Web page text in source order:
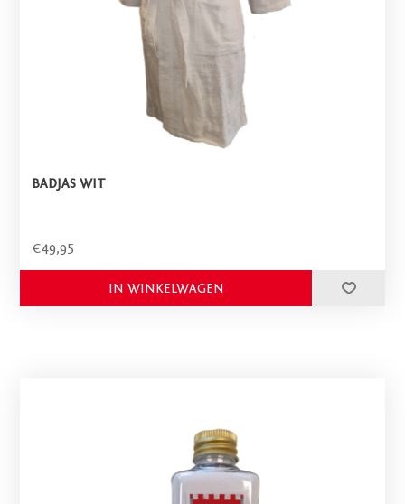
BADJAS WIT
€49,95